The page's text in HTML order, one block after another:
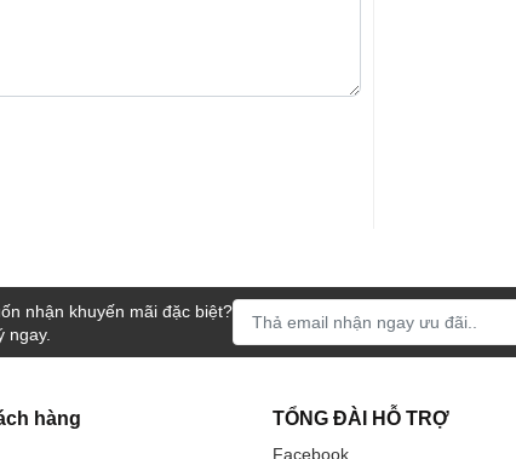
nhận khuyến mãi đặc biệt?
ngay.
hàng TỔNG ĐÀI HỖ TRỢ
Facebook